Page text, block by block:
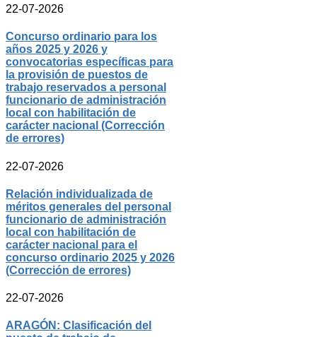
22-07-2026
Concurso ordinario para los
años 2025 y 2026 y
convocatorias específicas para
la provisión de puestos de
trabajo reservados a personal
funcionario de administración
local con habilitación de
carácter nacional (Corrección
de errores)
22-07-2026
Relación individualizada de
méritos generales del personal
funcionario de administración
local con habilitación de
carácter nacional para el
concurso ordinario 2025 y 2026
(Corrección de errores)
22-07-2026
ARAGÓN: Clasificación del